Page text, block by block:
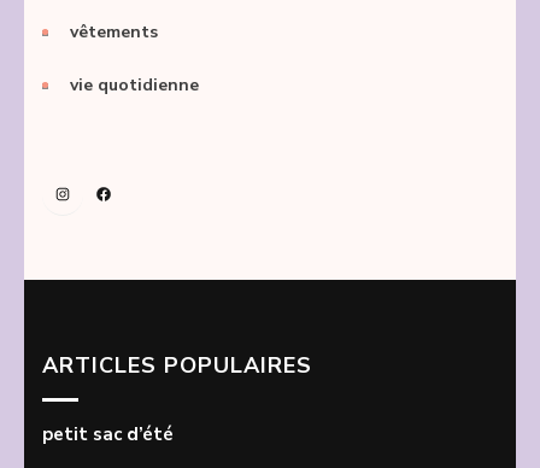
vêtements
vie quotidienne
InstagramFacebook
ARTICLES POPULAIRES
petit sac d’été